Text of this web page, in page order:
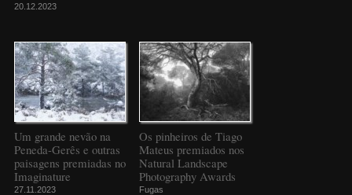
20.12.2023
Um grande nevão na
Peneda-Gerês e outras
paisagens premiadas no
Imaginature
27.11.2023
Os pinheiros de Tiago
Mateus premiados nos
Natural Landscape
Photography Awards
Fugas